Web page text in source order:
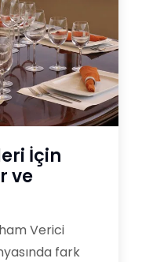
İçin
ve
Verici
fark